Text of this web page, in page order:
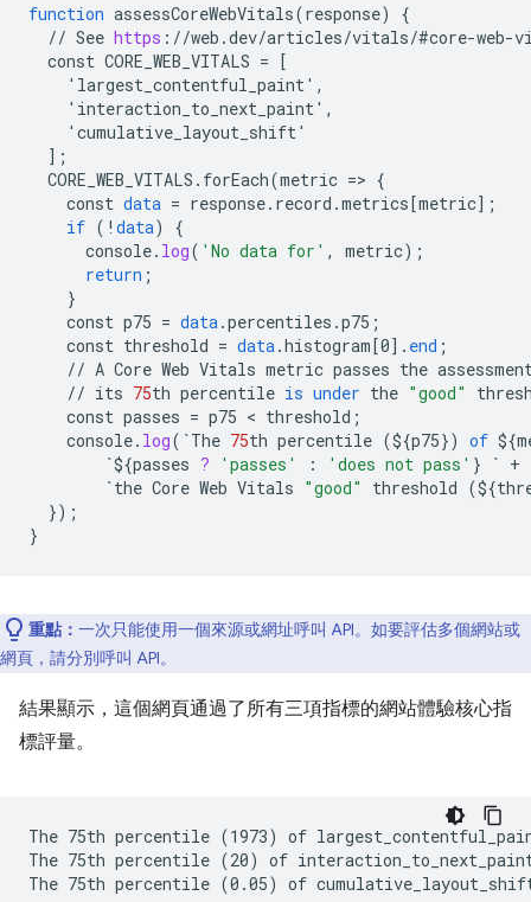
function assessCoreWebVitals(response)
{
// See https : //web .dev/articles/vitals/#core-web-
const CORE_WEB_VITALS = [
    'largest_contentful_paint',
    'interaction_to_next_paint',
    'cumulative_layout_shift'
] ;
CORE_WEB_VITALS . forEach(metric => {
const data = response. record .metrics[metric] ;
if ( ! data)
{
console. log( 'No data for' , metric);
return ;
}
const p75 = data.percentiles .p75 ;
const threshold = data.histogram[0] . end ;
// A Core Web Vitals metric passes the
// its 75th percentile is under the "good"
const passes = p75 < threshold ;
console. log( `The 75th percentile (${p75}) of ${
`${passes ? 'passes' : 'does not pass' } ` +
`the Core Web Vitals "good" threshold (${
});
}
重點： 一次只能使用一個來源或網址呼叫 API。如要評估多個網站或
網頁，請分別呼叫 API。
結果顯示，這個網頁通過了所有三項指標的網站體驗核心指
標評量。
The 75th percentile (1973) of
The 75th percentile (20) of